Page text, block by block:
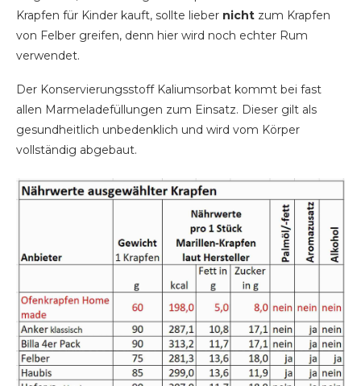
Krapfen für Kinder kauft, sollte lieber nicht zum Krapfen
von Felber greifen, denn hier wird noch echter Rum
verwendet.
Der Konservierungsstoff Kaliumsorbat kommt bei fast
allen Marmeladefüllungen zum Einsatz. Dieser gilt als
gesundheitlich unbedenklich und wird vom Körper
vollständig abgebaut.